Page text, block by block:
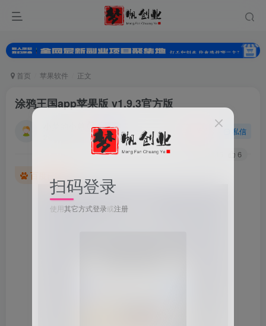
首页 苹果软件 正文
涂鸦王国app苹果版 v1.9.3官方版
私信
6
百度已收录扫码登录
使用其它方式登录或注册